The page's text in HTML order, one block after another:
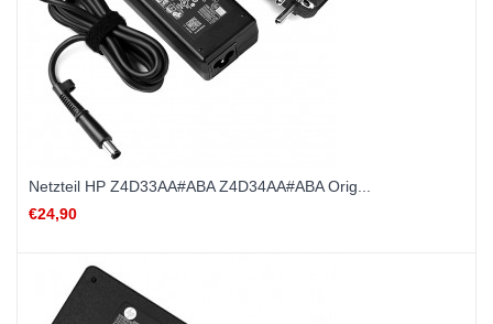
Netzteil HP Z4D33AA#ABA Z4D34AA#ABA Orig...
€24,90